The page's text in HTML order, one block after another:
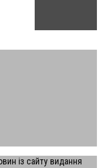
із сайту видання